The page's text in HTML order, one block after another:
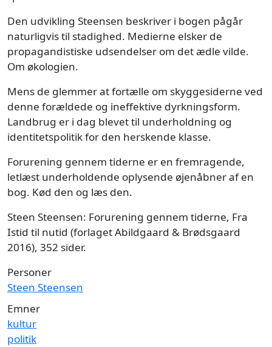
Den udvikling Steensen beskriver i bogen pågår
naturligvis til stadighed. Medierne elsker de
propagandistiske udsendelser om det ædle vilde.
Om økologien.
Mens de glemmer at fortælle om skyggesiderne ved
denne forældede og ineffektive dyrkningsform.
Landbrug er i dag blevet til underholdning og
identitetspolitik for den herskende klasse.
Forurening gennem tiderne er en fremragende,
letlæst underholdende oplysende øjenåbner af en
bog. Kød den og læs den.
Steen Steensen: Forurening gennem tiderne, Fra
Istid til nutid (forlaget Abildgaard & Brødsgaard
2016), 352 sider.
Personer
Steen Steensen
Emner
kultur
politik